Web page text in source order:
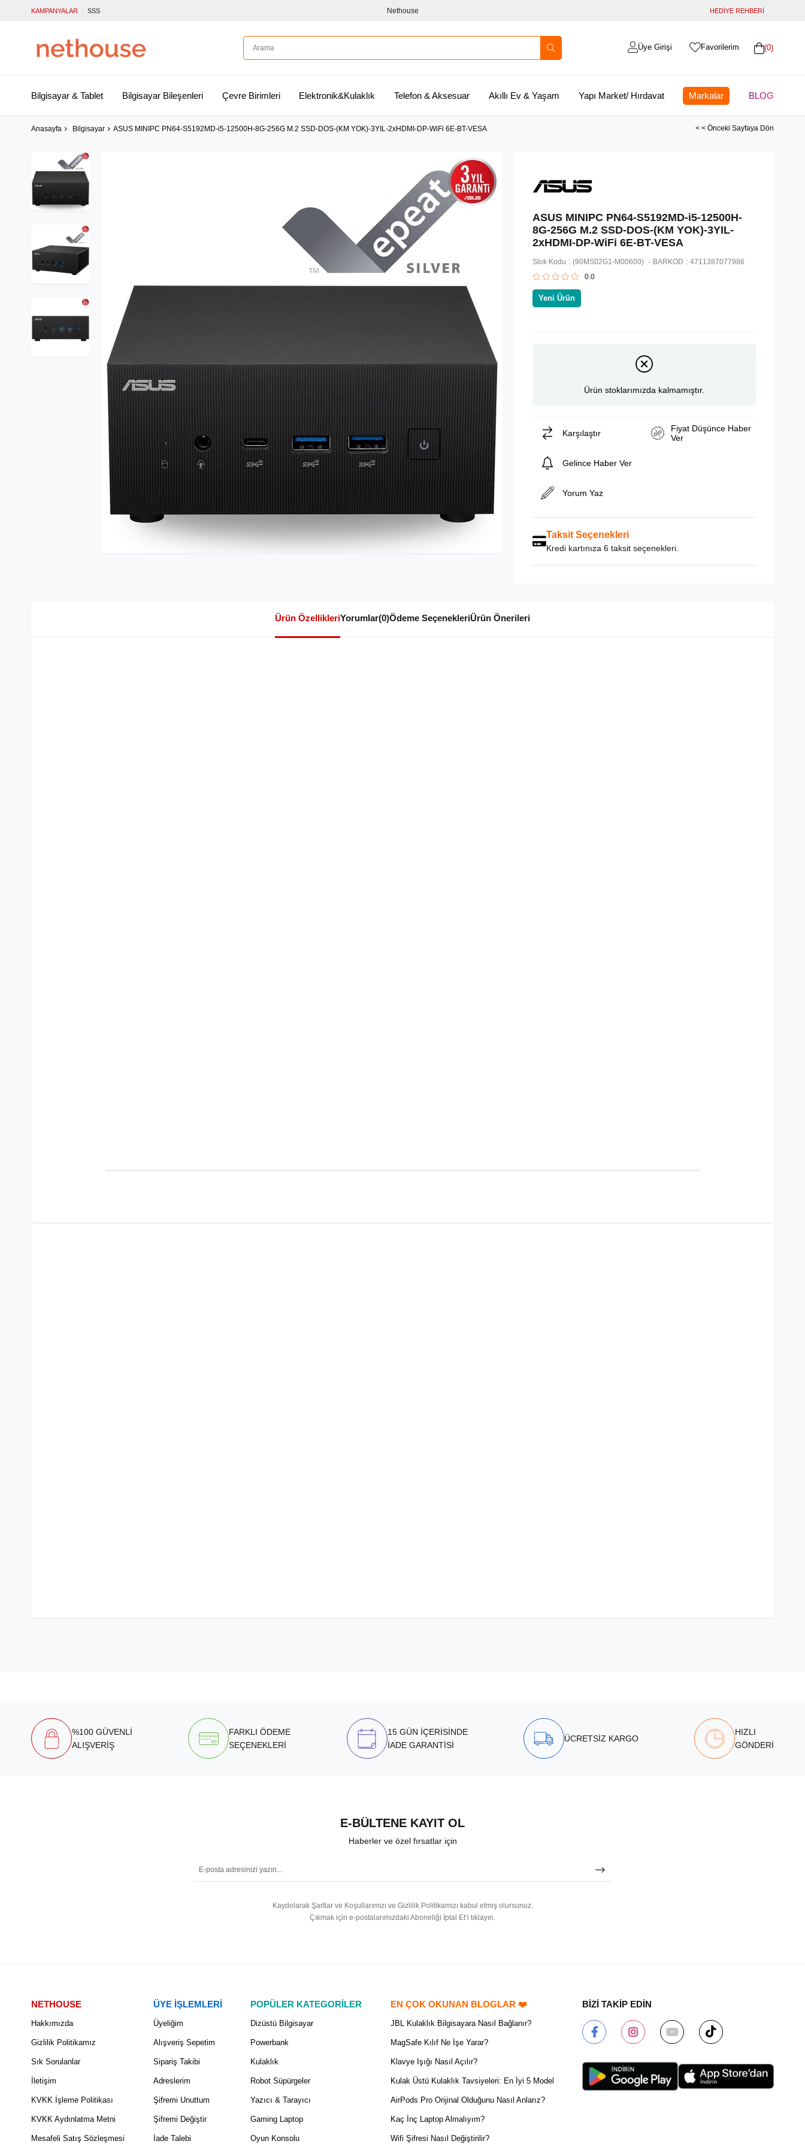
KAMPANYALAR SSS Nethouse HEDİYE REHBERİ
0
Favorilerim
Üye Girişi
Bilgisayar & Tablet Bilgisayar Bileşenleri Çevre Birimleri Elektronik&Kulaklık Telefon & Aksesuar Akıllı Ev & Yaşam Yapı Market/ Hırdavat Markalar BLOG
Anasayfa Bilgisayar ASUS MINIPC PN64-S5192MD-i5-12500H-8G-256G M.2 SSD-DOS-(KM YOK)-3YIL-2xHDMI-DP-WiFi 6E-BT-VESA < < Önceki Sayfaya Dön
ASUS MINIPC PN64-S5192MD-i5-12500H-
8G-256G M.2 SSD-DOS-(KM YOK)-3YIL-
2xHDMI-DP-WiFi 6E-BT-VESA
Stok Kodu (90MS02G1-M00600) BARKOD : 4711387077986
0.0
Yeni Ürün
Ürün stoklarımızda kalmamıştır.
Karşılaştır
Fiyat Düşünce Haber
Ver
Gelince Haber Ver
Yorum Yaz
Taksit Seçenekleri
Kredi kartınıza 6 taksit seçenekleri.
Ürün ÖzellikleriYorumlar(0)Ödeme SeçenekleriÜrün Önerileri
%100 GÜVENLİ
ALIŞVERİŞ
FARKLI ÖDEME
SEÇENEKLERİ
15 GÜN İÇERİSİNDE
İADE GARANTİSİ
ÜCRETSİZ KARGO
HIZLI
GÖNDERİ
E-BÜLTENE KAYIT OL
Haberler ve özel fırsatlar için
Kaydolarak Şartlar ve Koşullarımızı ve Gizlilik Politikamızı kabul etmiş olursunuz.
Çıkmak için e-postalarımızdaki Aboneliği İptal Et’i tıklayın.
NETHOUSE
Hakkımızda
Gizlilik Politikamız
Sık Sorulanlar
İletişim
KVKK İşleme Politikası
KVKK Aydınlatma Metni
Mesafeli Satış Sözleşmesi
ÜYE İŞLEMLERİ
Üyeliğim
Alışveriş Sepetim
Sipariş Takibi
Adreslerim
Şifremi Unuttum
Şifremi Değiştir
İade Talebi
POPÜLER KATEGORİLER
Dizüstü Bilgisayar
Powerbank
Kulaklık
Robot Süpürgeler
Yazıcı & Tarayıcı
Gaming Laptop
Oyun Konsolu
EN ÇOK OKUNAN BLOGLAR ❤️
JBL Kulaklık Bilgisayara Nasıl Bağlanır?
MagSafe Kılıf Ne İşe Yarar?
Klavye Işığı Nasıl Açılır?
Kulak Üstü Kulaklık Tavsiyeleri: En İyi 5 Model
AirPods Pro Orijinal Olduğunu Nasıl Anlarız?
Kaç İnç Laptop Almalıyım?
Wifi Şifresi Nasıl Değiştirilir?
BİZİ TAKİP EDİN